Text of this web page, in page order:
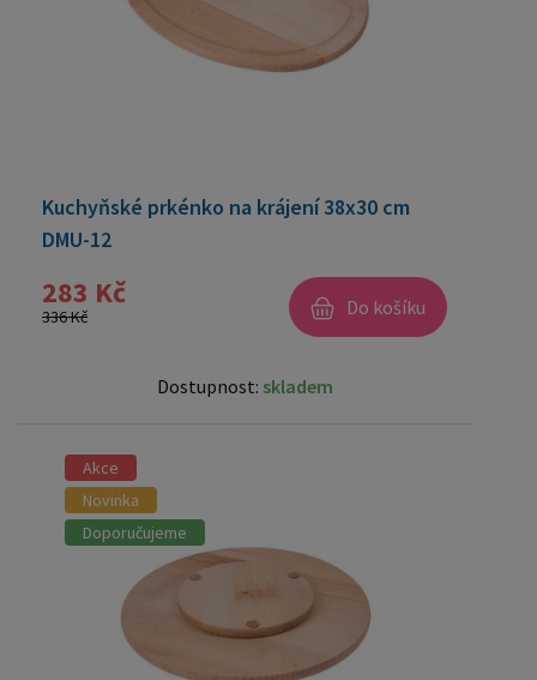
Kuchyňské prkénko na krájení 38x30 cm
DMU-12
283 Kč
336 Kč Do košíku
Dostupnost: skladem
Akce
Novinka
Doporučujeme